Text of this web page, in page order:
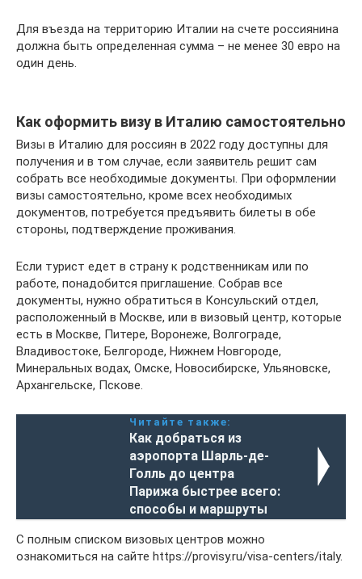
Для въезда на территорию Италии на счете россиянина
должна быть определенная сумма – не менее 30 евро на
один день.
Как оформить визу в Италию самостоятельно
Визы в Италию для россиян в 2022 году доступны для
получения и в том случае, если заявитель решит сам
собрать все необходимые документы. При оформлении
визы самостоятельно, кроме всех необходимых
документов, потребуется предъявить билеты в обе
стороны, подтверждение проживания.
Если турист едет в страну к родственникам или по
работе, понадобится приглашение. Собрав все
документы, нужно обратиться в Консульский отдел,
расположенный в Москве, или в визовый центр, которые
есть в Москве, Питере, Воронеже, Волгограде,
Владивостоке, Белгороде, Нижнем Новгороде,
Минеральных водах, Омске, Новосибирске, Ульяновске,
Архангельске, Пскове.
Читайте также:
Как добраться из
аэропорта Шарль-де-
Голль до центра
Парижа быстрее всего:
способы и маршруты
С полным списком визовых центров можно
ознакомиться на сайте https://provisy.ru/visa-centers/italy.